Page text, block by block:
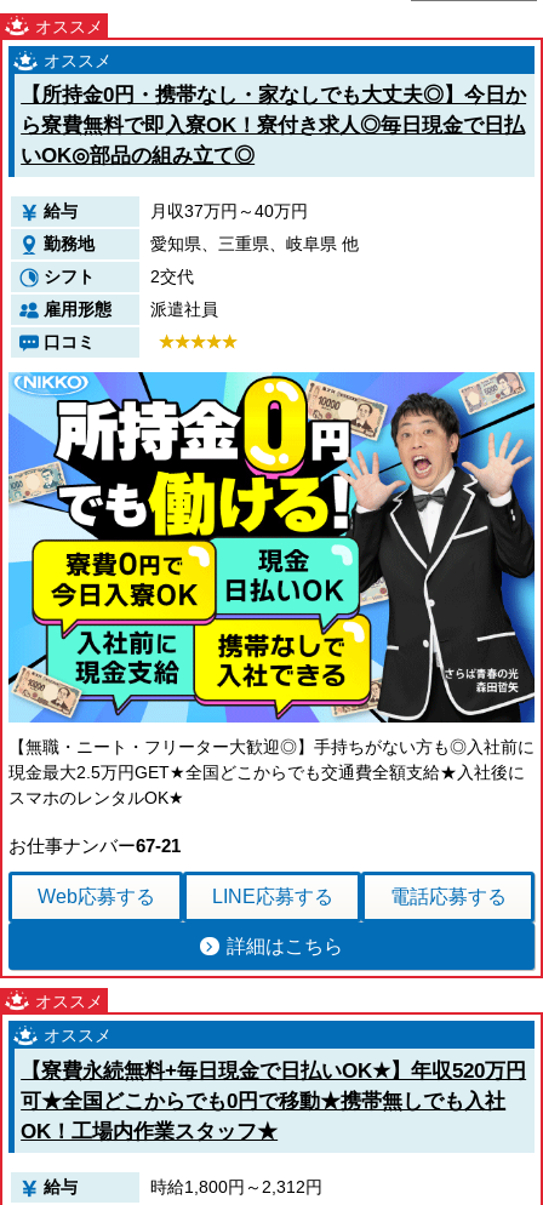
東北エリア
青森県
岩手県
秋田県
宮城県
山形県
福島県
北海道
甲信越・北陸エリア
新潟県
富山県
石川県
福井県
長野県
山梨県
中国エリア
鳥取県
島根県
岡山県
広島県
四国エリア
徳島県
香川県
愛媛県
高知県
九州エリア
福岡県
佐賀県
長崎県
熊本県
大分県
宮崎県
沖縄エリア
沖縄県
社員口コミ
特集ページ
スタッフBLOG
メルマガ登録
お仕事相談予約
アクセス
ご相談・お問い合わせ
企業ご担当者様へ
個人情報保護方針
【所持金0円・携帯なし・家なしでも大丈夫◎】今日か
ら寮費無料で即入寮OK！寮付き求人◎毎日現金で日払
いOK◎部品の組み立て◎
給与
月収37万円～40万円
勤務地
愛知県、三重県、岐阜県 他
シフト
2交代
雇用形態
派遣社員
口コミ
【無職・ニート・フリーター大歓迎◎】手持ちがない方も◎入社前に
現金最大2.5万円GET★全国どこからでも交通費全額支給★入社後に
スマホのレンタルOK★
お仕事ナンバー67-21
Web応募する LINE応募する 電話応募する
詳細はこちら
【寮費永続無料+毎日現金で日払いOK★】年収520万円
可★全国どこからでも0円で移動★携帯無しでも入社
OK！工場内作業スタッフ★
給与 時給1,800円～2,312円